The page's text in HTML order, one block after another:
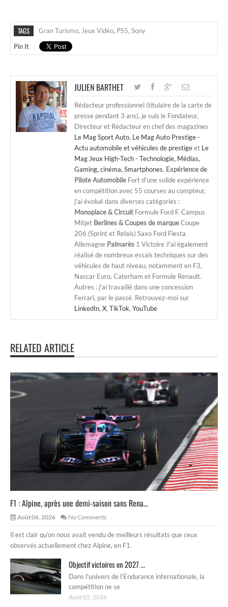
TAGS Gran Turismo, Jeux Vidéo, PS5, Sony
Pin It
JULIEN BARTHET
Rédacteur professionnel (titulaire de la carte de
presse pendant 3 ans), je suis le Fondateur,
Directeur et Rédacteur en chef des magazines
Le Mag Sport Auto, Le Mag Auto Prestige -
Actu automobile et véhicules de prestigeet Le
Mag Jeux High-Tech - Technologie, Médias,
Gaming, cinéma, Smartphones. Expérience de
Pilote Automobile Fort d'une solide expérience
en compétition avec 55 courses au compteur,
j'ai évolué dans diverses catégories :
Monoplace & Circuit Formule Ford F. Campus
Mitjet Berlines & Coupes de marqueCoupe
206 (Sprint et Relais) Saxo Ford Fiesta
Allemagne Palmarès 1 Victoire J'ai également
réalisé de nombreux essais techniques sur des
véhicules de haut niveau, notamment en F3,
Nascar Euro, Caterham et Formule Renault.
Autres : j'ai travaillé dans une concession
Ferrari, par le passé. Retrouvez-moi sur
LinkedIn, X, TikTok, YouTube
RELATED ARTICLE
F1 : Alpine, après une demi-saison sans Rena...
Août 06, 2026 No Comments
Il est clair qu’on nous avait vendu de meilleurs résultats que ceux
observés actuellement chez Alpine, en F1.
Objectif victoires en 2027 ...
Dans l’univers de l’Endurance internationale, la
compétition ne se
Août 05, 2026